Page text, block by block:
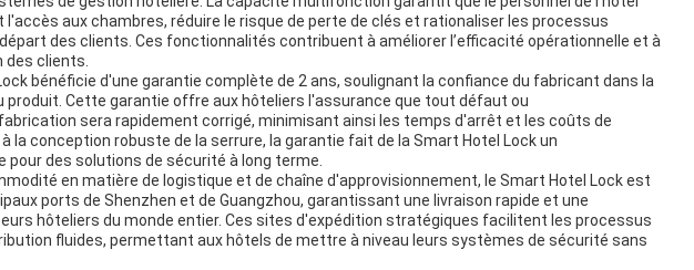
aux chambres, réduire le risque de perte de clés et rationaliser les processus
des clients. Ces fonctionnalités contribuent à améliorer l’efficacité opérationnelle et à
clients.
bénéficie d'une garantie complète de 2 ans, soulignant la confiance du fabricant dans la
produit. Cette garantie offre aux hôteliers l'assurance que tout défaut ou
sera rapidement corrigé, minimisant ainsi les temps d'arrêt et les coûts de
la conception robuste de la serrure, la garantie fait de la Smart Hotel Lock un
des solutions de sécurité à long terme.
en matière de logistique et de chaîne d'approvisionnement, le Smart Hotel Lock est
ports de Shenzhen et de Guangzhou, garantissant une livraison rapide et une
hôteliers du monde entier. Ces sites d'expédition stratégiques facilitent les processus
fluides, permettant aux hôtels de mettre à niveau leurs systèmes de sécurité sans